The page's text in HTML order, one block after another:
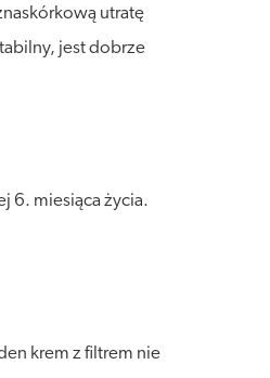
utratę
jest dobrze
6. miesiąca życia.
krem z filtrem nie